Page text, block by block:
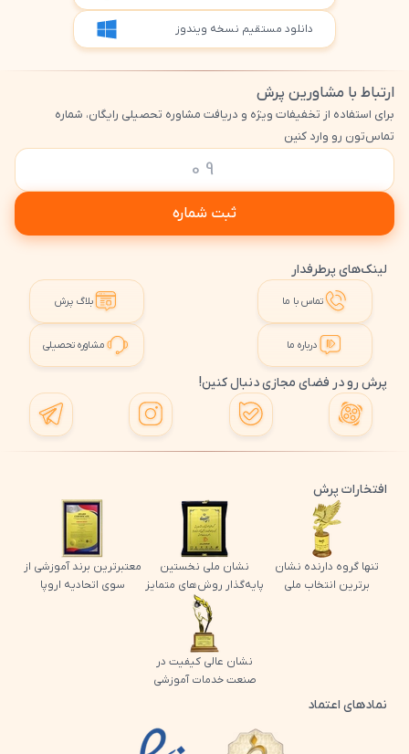
دانلود مستقیم نسخه ویندوز
ارتباط با مشاورین پرش
برای استفاده از تخفیفات ویژه و دریافت مشاوره تحصیلی رایگان، شماره
تماس‌تون رو وارد کنین
ثبت شماره
لینک‌های پرطرفدار
تماس با ما بلاگ پرش
درباره ما مشاوره تحصیلی
پرش رو در فضای مجازی دنبال کنین!
افتخارات پرش
تنها گروه دارنده نشان
برترین انتخاب ملی
نشان ملی نخستین
پایه‌گذار روش‌های متمایز
معتبرترین برند آموزشی از
سوی اتحادیه اروپا
نشان عالی کیفیت در
صنعت خدمات آموزشی
نمادهای اعتماد